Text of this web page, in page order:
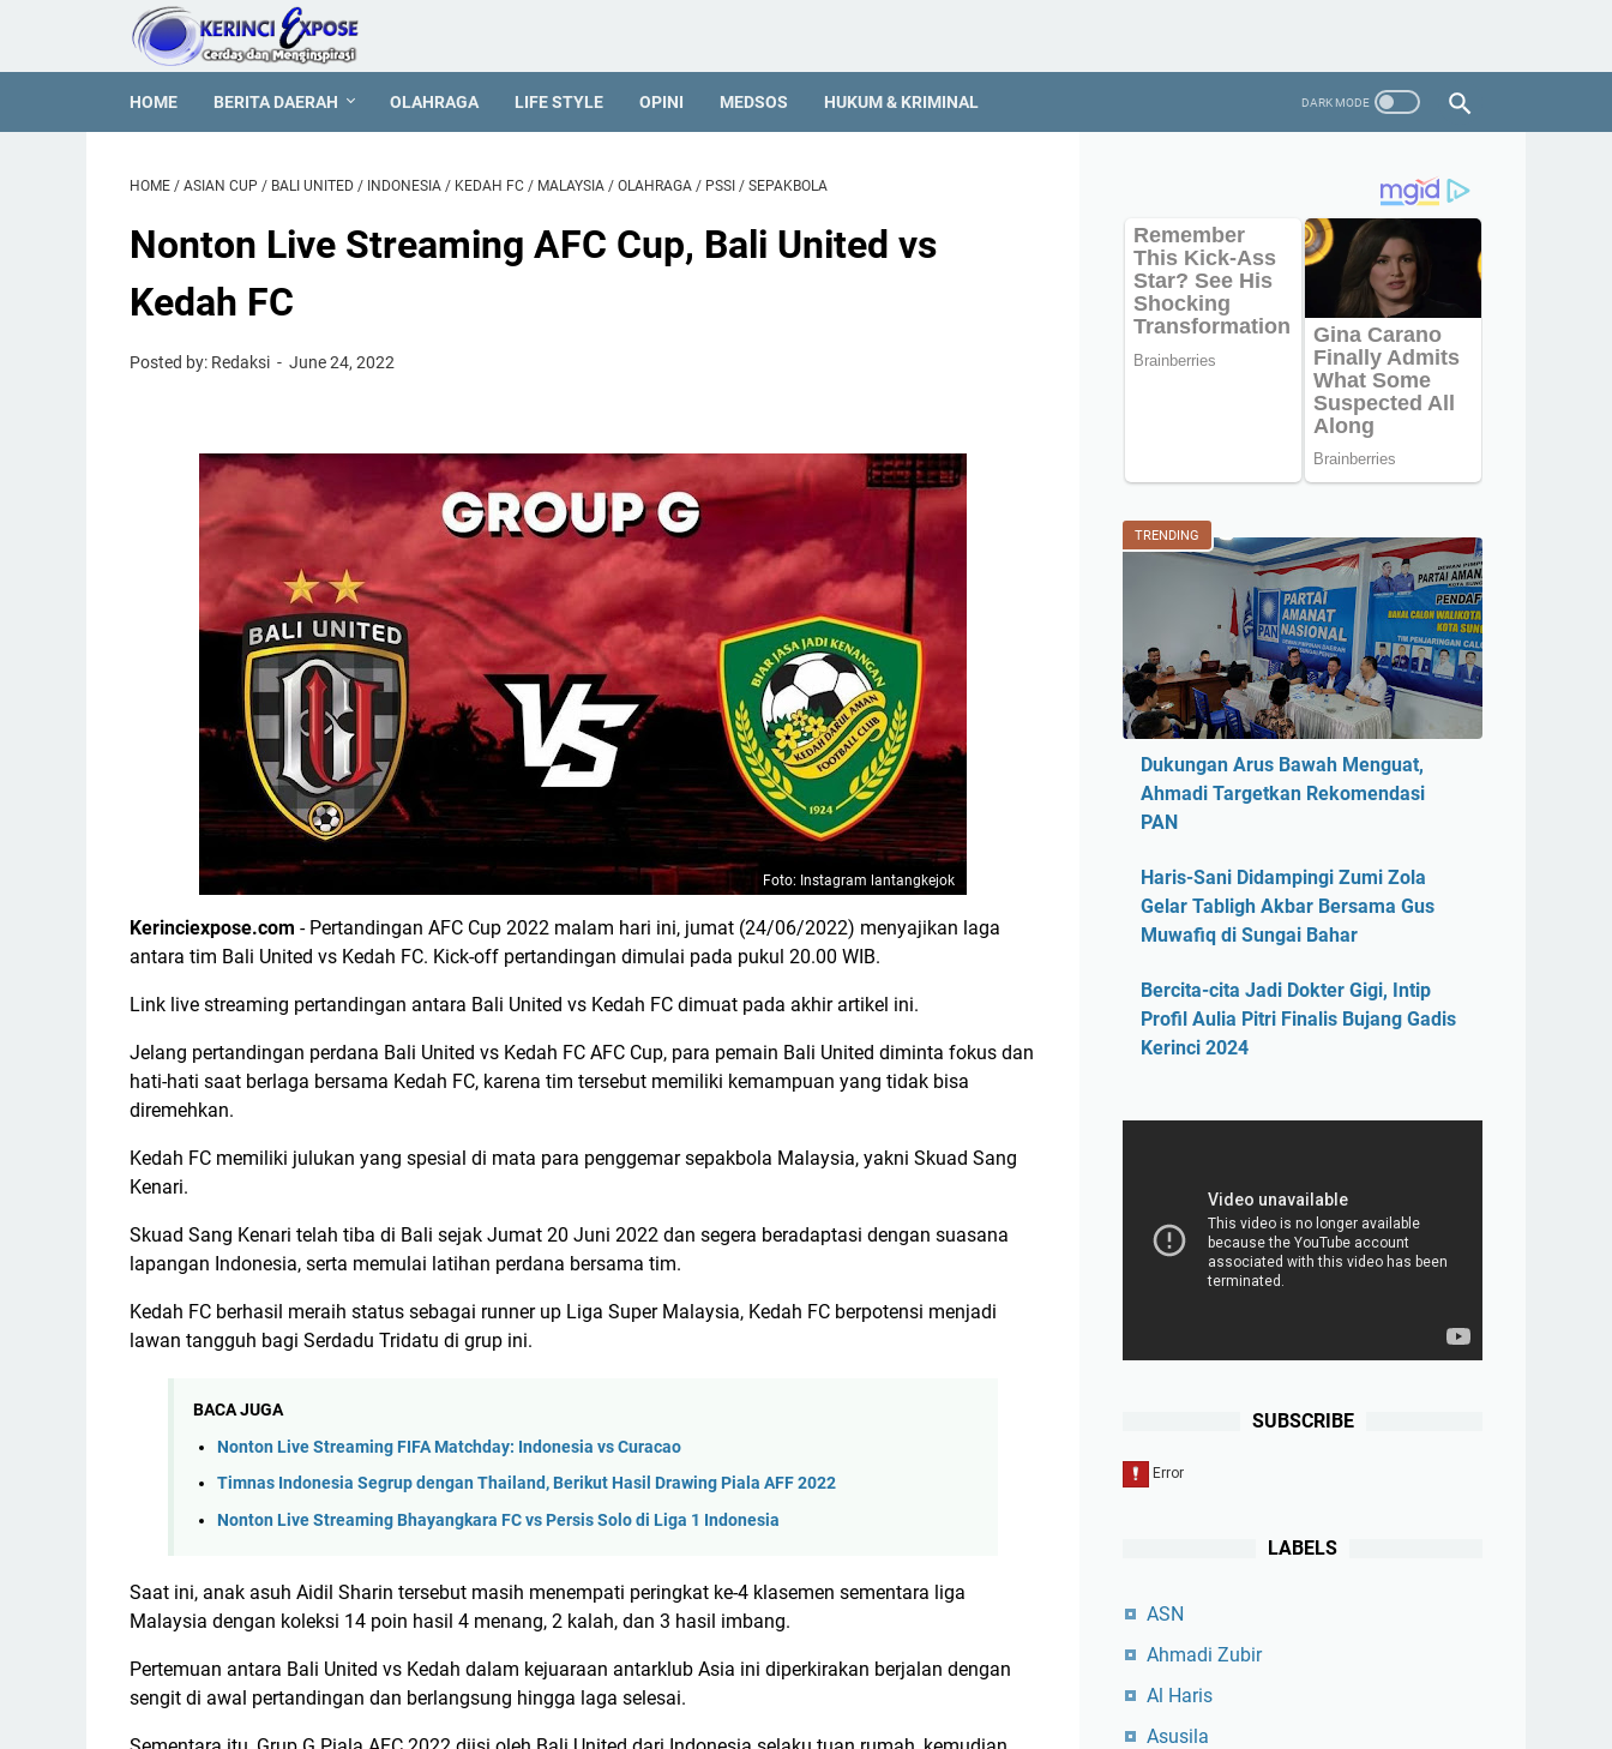
HOME BERITA DAERAH OLAHRAGA LIFE STYLE OPINI MEDSOS HUKUM & KRIMINAL
HOME / ASIAN CUP / BALI UNITED / INDONESIA / KEDAH FC / MALAYSIA / OLAHRAGA / PSSI / SEPAKBOLA
Nonton Live Streaming AFC Cup, Bali United vs
Kedah FC
Posted by: Redaksi June 24, 2022
Foto: Instagram lantangkejok
Kerinciexpose.com - Pertandingan AFC Cup 2022 malam hari ini, jumat (24/06/2022) menyajikan laga
antara tim Bali United vs Kedah FC. Kick-off pertandingan dimulai pada pukul 20.00 WIB.
Link live streaming pertandingan antara Bali United vs Kedah FC dimuat pada akhir artikel ini.
Jelang pertandingan perdana Bali United vs Kedah FC AFC Cup, para pemain Bali United diminta fokus dan
hati-hati saat berlaga bersama Kedah FC, karena tim tersebut memiliki kemampuan yang tidak bisa
diremehkan.
Kedah FC memiliki julukan yang spesial di mata para penggemar sepakbola Malaysia, yakni Skuad Sang
Kenari.
Skuad Sang Kenari telah tiba di Bali sejak Jumat 20 Juni 2022 dan segera beradaptasi dengan suasana
lapangan Indonesia, serta memulai latihan perdana bersama tim.
Kedah FC berhasil meraih status sebagai runner up Liga Super Malaysia, Kedah FC berpotensi menjadi
lawan tangguh bagi Serdadu Tridatu di grup ini.
BACA JUGA
Nonton Live Streaming FIFA Matchday: Indonesia vs Curacao
Timnas Indonesia Segrup dengan Thailand, Berikut Hasil Drawing Piala AFF 2022
Nonton Live Streaming Bhayangkara FC vs Persis Solo di Liga 1 Indonesia
Saat ini, anak asuh Aidil Sharin tersebut masih menempati peringkat ke-4 klasemen sementara liga
Malaysia dengan koleksi 14 poin hasil 4 menang, 2 kalah, dan 3 hasil imbang.
Pertemuan antara Bali United vs Kedah dalam kejuaraan antarklub Asia ini diperkirakan berjalan dengan
sengit di awal pertandingan dan berlangsung hingga laga selesai.
TRENDING
Dukungan Arus Bawah Menguat,
Ahmadi Targetkan Rekomendasi
PAN
Haris-Sani Didampingi Zumi Zola
Gelar Tabligh Akbar Bersama Gus
Muwafiq di Sungai Bahar
Bercita-cita Jadi Dokter Gigi, Intip
Profil Aulia Pitri Finalis Bujang Gadis
Kerinci 2024
SUBSCRIBE
LABELS
ASN
Ahmadi Zubir
Al Haris
Asusila